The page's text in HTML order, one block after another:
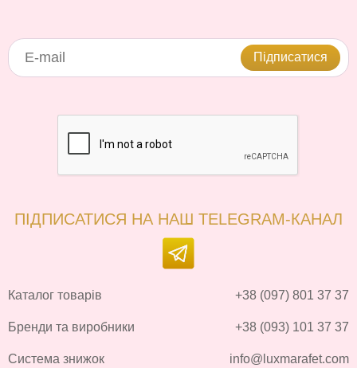
Підписатися
ПІДПИСАТИСЯ НА НАШ TELEGRAM-КАНАЛ
Каталог товарів
Бренди та виробники
Система знижок
+38 (097) 801 37 37
+38 (093) 101 37 37
info@luxmarafet.com